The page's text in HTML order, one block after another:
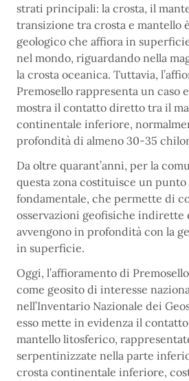
strati principali: la crosta, il
transizione tra crosta e mantello
geologico che affiora in
nel mondo, riguardando nella
la crosta oceanica. Tuttavia,
Premosello rappresenta un caso
mostra il contatto diretto tra il
continentale inferiore,
profondità di almeno 30-35
Da oltre quarant’anni, per la
questa zona costituisce un
fondamentale, che permette di
osservazioni geofisiche indirette
avvengono in profondità con la
in superficie.
Oggi, l’affioramento di
come geosito di interesse
nell’Inventario Nazionale dei
esso mette in evidenza il
mantello litosferico,
serpentinizzate nella parte
crosta continentale inferiore,